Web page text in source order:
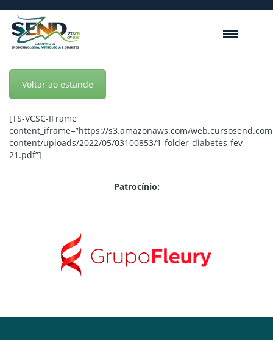
Voltar ao estande
[TS-VCSC-IFrame
content_iframe=”https://s3.amazonaws.com/
content/uploads/2022/05/03100853/1-folder-diabetes-fev-
21.pdf”]
Patrocínio: